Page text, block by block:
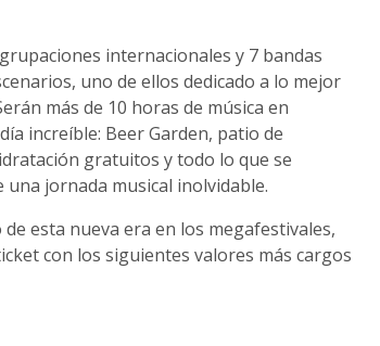
internacionales y 7 bandas
uno de ellos dedicado a lo mejor
más de 10 horas de música en
increíble: Beer Garden, patio de
gratuitos y todo lo que se
jornada musical inolvidable.
esta nueva era en los megafestivales,
con los siguientes valores más cargos